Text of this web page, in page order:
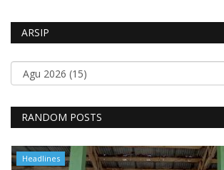
ARSIP
RANDOM POSTS
Headlines